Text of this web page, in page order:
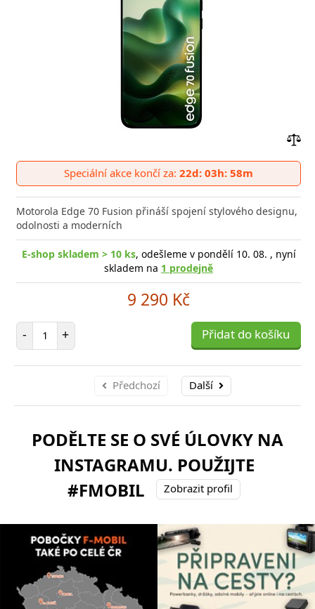
do
Speciální akce končí za: 22d: 03h: 58m
Motorola Edge 70 Fusion přináší spojení stylového designu,
odolnosti a moderních
E-shop skladem > 10 ks, odešleme v pondělí 10. 08. , nyní
skladem na 1 prodejně
9 290 Kč
- Počet položek
+ Přidat do košíku
Předchozí Další
PODĚLTE SE O SVÉ ÚLOVKY NA
INSTAGRAMU. POUŽIJTE
#FMOBIL
Zobrazit profil